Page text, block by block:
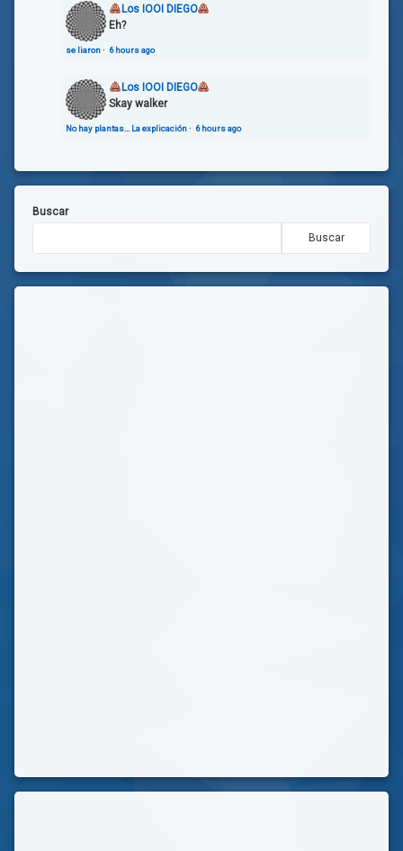
Los IOOI DIEGO
Eh?
se liaron· 6 hours ago
Los IOOI DIEGO
Skay walker
No hay plantas… La explicación· 6 hours ago
Buscar
Buscar